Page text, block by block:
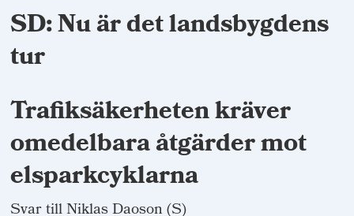
SD: Nu är det landsbygdens
tur
Trafiksäkerheten kräver
omedelbara åtgärder mot
elsparkcyklarna
Svar till Niklas Daoson (S)